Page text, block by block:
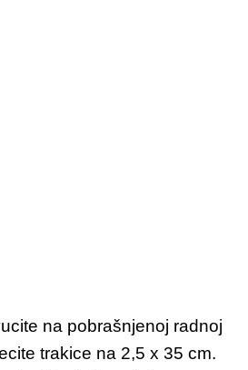
na pobrašnjenoj radnoj
trakice na 2,5 x 35 cm.